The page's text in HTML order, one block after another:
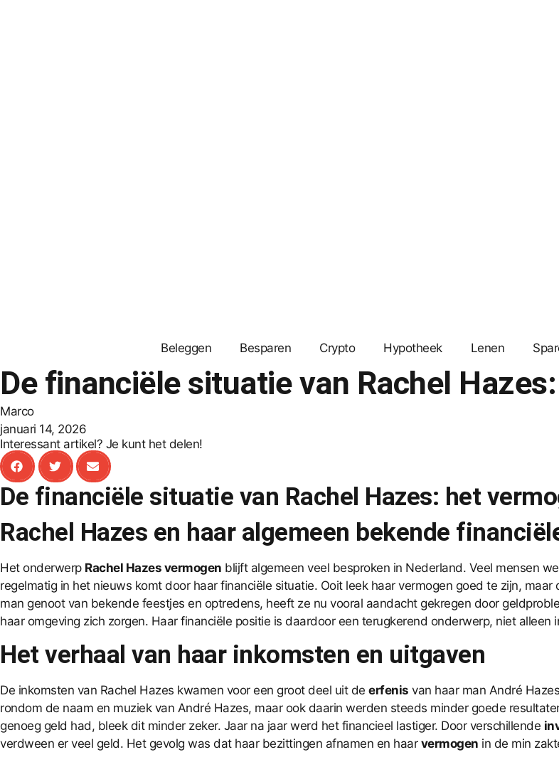
Beleggen Besparen Crypto Hypotheek Lenen
De financiële situatie van Rachel
Marco
januari 14, 2026
Interessant artikel? Je kunt het delen!
De financiële situatie van Rachel Hazes: het
Rachel Hazes en haar algemeen bekende
Het onderwerp Rachel Hazes vermogen blijft algemeen veel besproken in Nederland. Veel mensen
regelmatig in het nieuws komt door haar financiële situatie. Ooit leek haar vermogen goed te zijn,
man genoot van bekende feestjes en optredens, heeft ze nu vooral aandacht gekregen door
haar omgeving zich zorgen. Haar financiële positie is daardoor een terugkerend onderwerp, niet
Het verhaal van haar inkomsten en uitgaven
De inkomsten van Rachel Hazes kwamen voor een groot deel uit de erfenis van haar man André
rondom de naam en muziek van André Hazes, maar ook daarin werden steeds minder goede
genoeg geld had, bleek dit minder zeker. Jaar na jaar werd het financieel lastiger. Door verschillende
verdween er veel geld. Het gevolg was dat haar bezittingen afnamen en haar vermogen in de min